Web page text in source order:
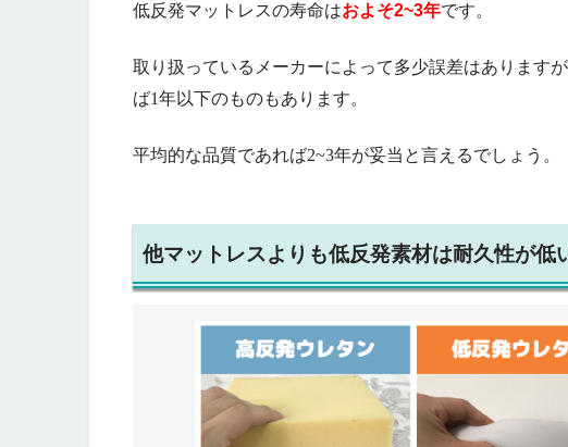
低反発マットレスの寿命はおよそ2~3年です。
取り扱っているメーカーによって多少誤差はあります
ば1年以下のものもあります。
平均的な品質であれば2~3年が妥当と言えるでしょう。
他マットレスよりも低反発素材は耐久性が低